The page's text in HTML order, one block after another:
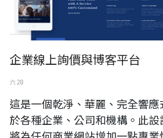
企業線上詢價與博客平台
六 28
這是一個乾淨、華麗、完全響
於各種企業、公司和機構。此設